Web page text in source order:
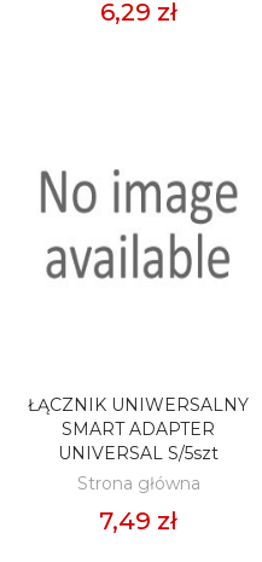
6,29 zł
DODAJ DO KOSZYKA
ŁĄCZNIK UNIWERSALNY
SMART ADAPTER
UNIVERSAL S/5szt
Strona główna
7,49 zł